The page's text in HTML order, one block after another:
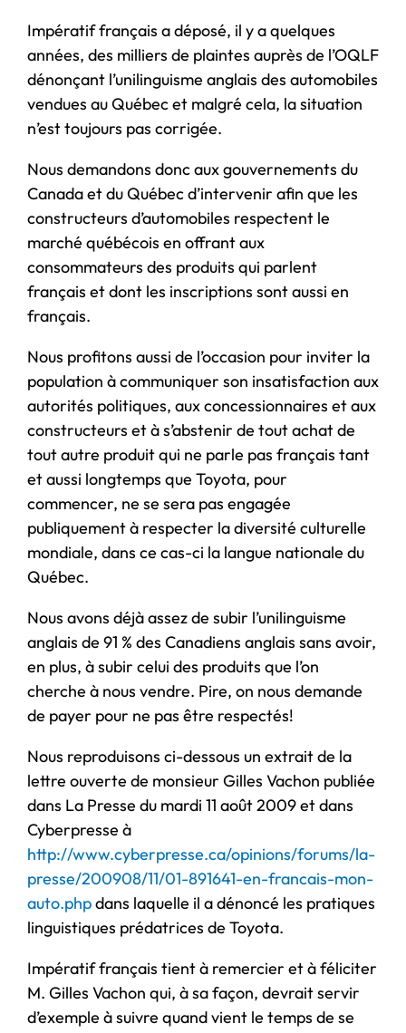
Impératif français a déposé, il y a quelques
années, des milliers de plaintes auprès de l’OQLF
dénonçant l’unilinguisme anglais des automobiles
vendues au Québec et malgré cela, la situation
n’est toujours pas corrigée.
Nous demandons donc aux gouvernements du
Canada et du Québec d’intervenir afin que les
constructeurs d’automobiles respectent le
marché québécois en offrant aux
consommateurs des produits qui parlent
français et dont les inscriptions sont aussi en
français.
Nous profitons aussi de l’occasion pour inviter la
population à communiquer son insatisfaction aux
autorités politiques, aux concessionnaires et aux
constructeurs et à s’abstenir de tout achat de
tout autre produit qui ne parle pas français tant
et aussi longtemps que Toyota, pour
commencer, ne se sera pas engagée
publiquement à respecter la diversité culturelle
mondiale, dans ce cas-ci la langue nationale du
Québec.
Nous avons déjà assez de subir l’unilinguisme
anglais de 91 % des Canadiens anglais sans avoir,
en plus, à subir celui des produits que l’on
cherche à nous vendre. Pire, on nous demande
de payer pour ne pas être respectés!
Nous reproduisons ci-dessous un extrait de la
lettre ouverte de monsieur Gilles Vachon publiée
dans La Presse du mardi 11 août 2009 et dans
Cyberpresse à
http://www.cyberpresse.ca/opinions/forums/la-
presse/200908/11/01-891641-en-francais-mon-
auto.phpdans laquelle il a dénoncé les pratiques
linguistiques prédatrices de Toyota.
Impératif français tient à remercier et à féliciter
M. Gilles Vachon qui, à sa façon, devrait servir
d’exemple à suivre quand vient le temps de se